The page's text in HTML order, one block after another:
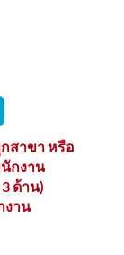
สาขา หรือ
กงาน
ด้าน)
งาน